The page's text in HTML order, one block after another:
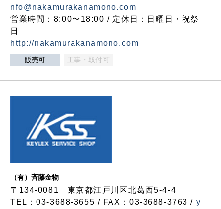
nfo@nakamurakanamono.com
営業時間：8:00〜18:00 / 定休日：日曜日・祝祭
日
http://nakamurakanamono.com
販売可 工事・取付可
（有）斉藤金物
〒134-0081 東京都江戸川区北葛西5-4-4
TEL：03-3688-3655 / FAX：03-3688-3763 / y